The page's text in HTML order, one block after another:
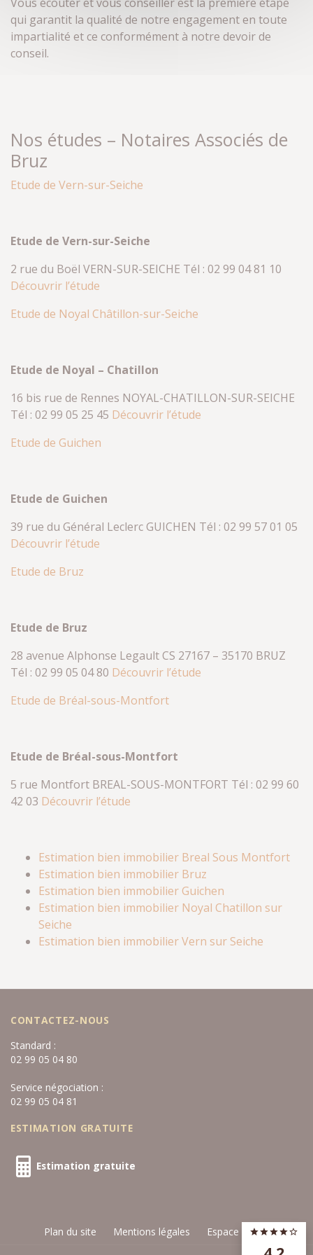
qui garantit la qualité de notre engagement en toute
impartialité et ce conformément à notre devoir de
conseil.
Nos études – Notaires Associés de
Bruz
Etude de Vern-sur-Seiche
Etude de Vern-sur-Seiche
2 rue du Boël VERN-SUR-SEICHE Tél : 02 99 04 81 10
Découvrir l’étude
Etude de Noyal Châtillon-sur-Seiche
Etude de Noyal – Chatillon
16 bis rue de Rennes NOYAL-CHATILLON-SUR-SEICHE
Tél : 02 99 05 25 45 Découvrir l’étude
Etude de Guichen
Etude de Guichen
39 rue du Général Leclerc GUICHEN Tél : 02 99 57 01 05
Découvrir l’étude
Etude de Bruz
Etude de Bruz
28 avenue Alphonse Legault CS 27167 – 35170 BRUZ
Tél : 02 99 05 04 80 Découvrir l’étude
Etude de Bréal-sous-Montfort
Etude de Bréal-sous-Montfort
5 rue Montfort BREAL-SOUS-MONTFORT Tél : 02 99 60
42 03 Découvrir l’étude
Estimation bien immobilier Breal Sous Montfort
Estimation bien immobilier Bruz
Estimation bien immobilier Guichen
Estimation bien immobilier Noyal Chatillon sur
Seiche
Estimation bien immobilier Vern sur Seiche
CONTACTEZ-NOUS
Standard :
02 99 05 04 80
Service négociation :
02 99 05 04 81
ESTIMATION GRATUITE
Estimation gratuite
Plan du site Mentions légales Espace privé